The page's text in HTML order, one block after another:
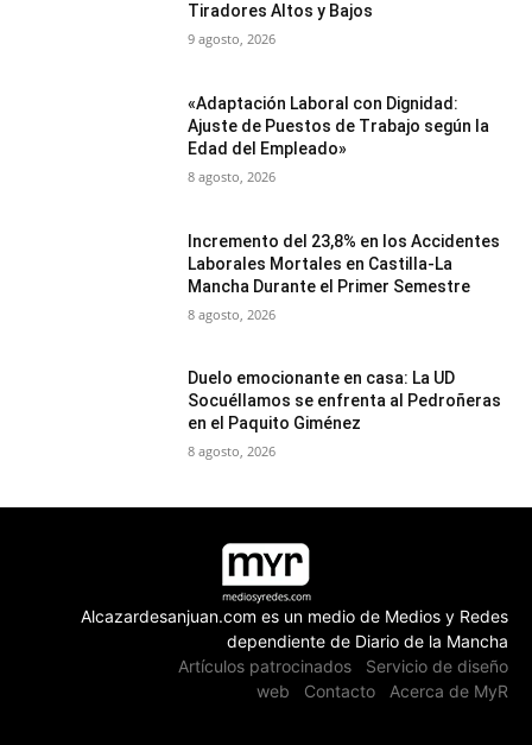
Tiradores Altos y Bajos
9 agosto, 2026
«Adaptación Laboral con Dignidad:
Ajuste de Puestos de Trabajo según la
Edad del Empleado»
8 agosto, 2026
Incremento del 23,8% en los Accidentes
Laborales Mortales en Castilla-La
Mancha Durante el Primer Semestre
8 agosto, 2026
Duelo emocionante en casa: La UD
Socuéllamos se enfrenta al Pedroñeras
en el Paquito Giménez
8 agosto, 2026
Alcazardesanjuan.com es un medio de Medios y Redes
dependiente de Diario de la Mancha
Artículos patrocinados
Servicio de diseño
web
Contacto Acerca de MyR